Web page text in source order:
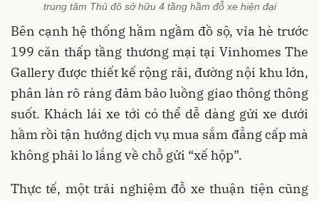
trung tâm Thủ đô sở hữu 4 tầng hầm đỗ xe hiện đại
Bên cạnh hệ thống hầm ngầm đồ sộ, vỉa hè trước
199 căn thấp tầng thương mại tại Vinhomes The
Gallery được thiết kế rộng rãi, đường nội khu lớn,
phân làn rõ ràng đảm bảo luồng giao thông thông
suốt. Khách lái xe tới có thể dễ dàng gửi xe dưới
hầm rồi tận hưởng dịch vụ mua sắm đẳng cấp mà
không phải lo lắng về chỗ gửi “xế hộp”.
Thực tế, một trải nghiệm đỗ xe thuận tiện cũng